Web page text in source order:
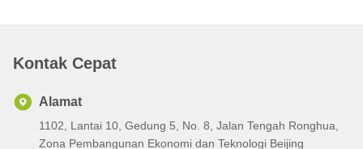
Kontak Cepat
Alamat
1102, Lantai 10, Gedung 5, No. 8, Jalan Tengah Ronghua,
Zona Pembangunan Ekonomi dan Teknologi Beijing